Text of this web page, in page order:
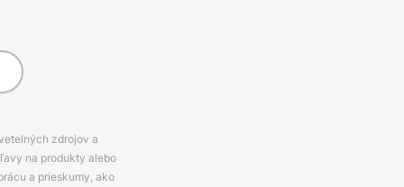
zdrojov a
na produkty alebo
a prieskumy, ako